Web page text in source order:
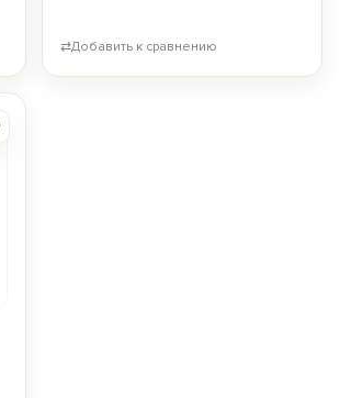
⇄Добавить к сравнению